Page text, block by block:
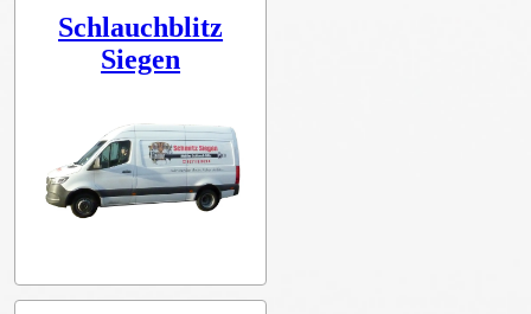
Schlauchblitz
Siegen
Servicelieferwagen Schlauchblitz Schlauchreparatur Notdienst